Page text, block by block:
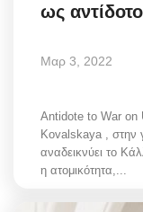
ως
Μαρ 3, 2022
Antidote to War on
Kovalskaya , στην
αναδεικνύει το
η ατομικότητα,...